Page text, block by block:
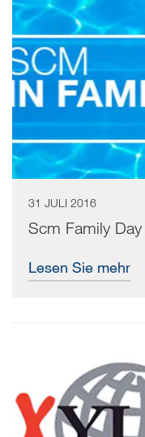
31 JULI 2016
Scm Family Day
Lesen Sie mehr